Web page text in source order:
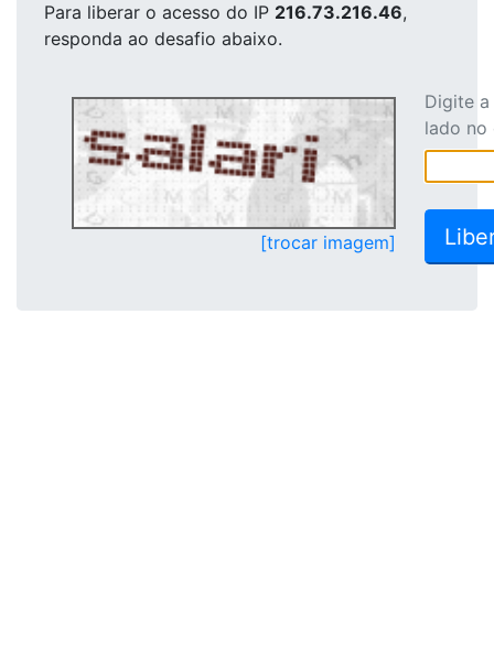
Para liberar o acesso do IP 216.73.216.46,
responda ao desafio abaixo.
[trocar imagem]
Digite
lado no